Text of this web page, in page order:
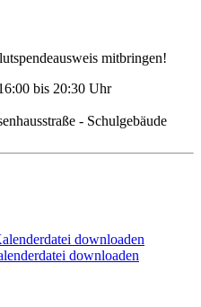
mitbringen!
bis 20:30 Uhr
- Schulgebäude
downloaden
downloaden